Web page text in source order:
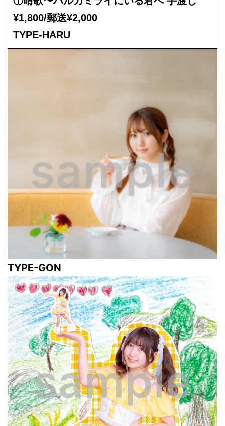
¥1,800/郵送¥2,000
TYPE-HARU
TYPE-GON